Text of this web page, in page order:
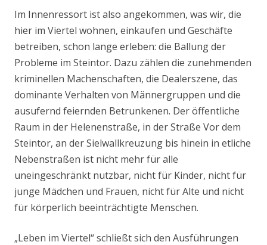
Im Innenressort ist also angekommen, was wir, die
hier im Viertel wohnen, einkaufen und Geschäfte
betreiben, schon lange erleben: die Ballung der
Probleme im Steintor. Dazu zählen die zunehmenden
kriminellen Machenschaften, die Dealerszene, das
dominante Verhalten von Männergruppen und die
ausufernd feiernden Betrunkenen. Der öffentliche
Raum in der Helenenstraße, in der Straße Vor dem
Steintor, an der Sielwallkreuzung bis hinein in etliche
Nebenstraßen ist nicht mehr für alle
uneingeschränkt nutzbar, nicht für Kinder, nicht für
junge Mädchen und Frauen, nicht für Alte und nicht
für körperlich beeinträchtigte Menschen.
„Leben im Viertel“ schließt sich den Ausführungen